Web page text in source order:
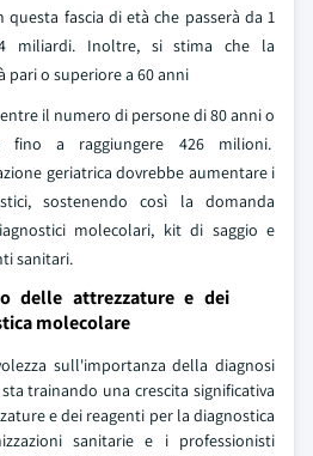
fascia di età che passerà da 1
miliardi. Inoltre, si stima che la
o superiore a 60 anni
il numero di persone di 80 anni o
fino a raggiungere 426 milioni.
geriatrica dovrebbe aumentare i
sostenendo così la domanda
molecolari, kit di saggio e
sanitari.
delle attrezzature e dei
molecolare
sull'importanza della diagnosi
trainando una crescita significativa
e dei reagenti per la diagnostica
sanitarie e i professionisti